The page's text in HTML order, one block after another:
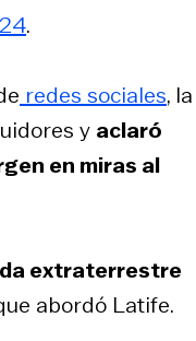
.
redes sociales, la
y aclaró
en miras al
extraterrestre
abordó Latife.